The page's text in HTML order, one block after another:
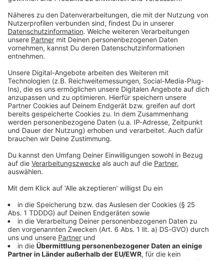
Du möchtest uns etwas sagen?
Kontaktformular
Sprachnachricht
© dpa-infocom, dpa:260119-930-566071/1
DAS KÖNNTE DICH AUCH INTERESSIEREN
Bayern